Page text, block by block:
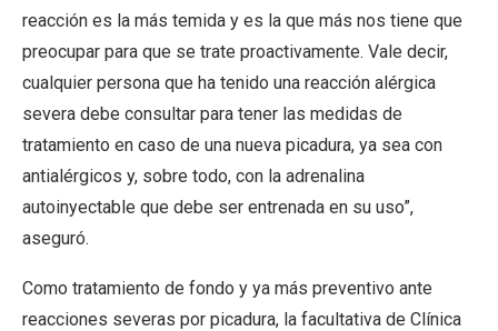
reacción es la más temida y es la que más nos tiene que
preocupar para que se trate proactivamente. Vale decir,
cualquier persona que ha tenido una reacción alérgica
severa debe consultar para tener las medidas de
tratamiento en caso de una nueva picadura, ya sea con
antialérgicos y, sobre todo, con la adrenalina
autoinyectable que debe ser entrenada en su uso”,
aseguró.
Como tratamiento de fondo y ya más preventivo ante
reacciones severas por picadura, la facultativa de Clínica